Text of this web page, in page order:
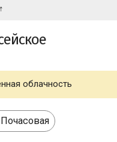
облачность
Почасовая